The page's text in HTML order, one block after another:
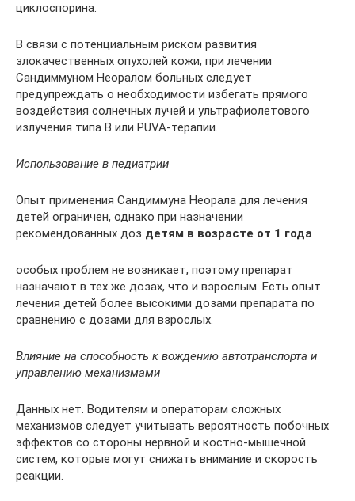
циклоспорина.
В связи с потенциальным риском развития
злокачественных опухолей кожи, при лечении
Сандиммуном Неоралом больных следует
предупреждать о необходимости избегать прямого
воздействия солнечных лучей и ультрафиолетового
излучения типа В или PUVA-терапии.
Использование в педиатрии
Опыт применения Сандиммуна Неорала для лечения
детей ограничен, однако при назначении
рекомендованных доз детям в возрасте от 1 года
особых проблем не возникает, поэтому препарат
назначают в тех же дозах, что и взрослым. Есть опыт
лечения детей более высокими дозами препарата по
сравнению с дозами для взрослых.
Влияние на способность к вождению автотранспорта и
управлению механизмами
Данных нет. Водителям и операторам сложных
механизмов следует учитывать вероятность побочных
эффектов со стороны нервной и костно-мышечной
систем, которые могут снижать внимание и скорость
реакции.